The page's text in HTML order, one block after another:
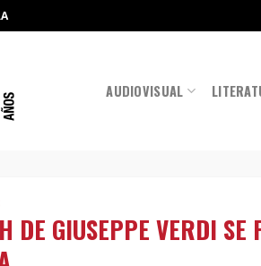
AUDIOVISUAL
DE GIUSEPPE VERDI